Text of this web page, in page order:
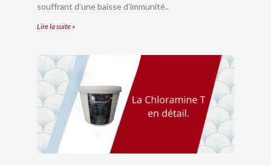
souffrant d’une baisse d’immunité..
Lire la suite »